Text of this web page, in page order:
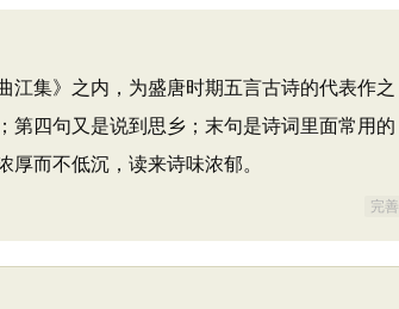
江集》之内，为盛唐时期五言古诗的代表作之
第四句又是说到思乡；末句是诗词里面常用的
而不低沉，读来诗味浓郁。
完善